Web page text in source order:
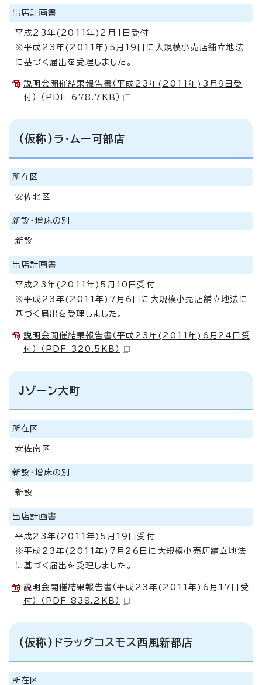
出店計画書
平成23年(2011年)2月1日受付
※平成23年(2011年)5月19日に大規模小売店舗立地法
に基づく届出を受理しました。
説明会開催結果報告書（平成23年(2011年)3月9日受
付） （PDF 678.7KB）
(仮称)ラ・ムー可部店
所在区
安佐北区
新設・増床の別
新設
出店計画書
平成23年(2011年)5月10日受付
※平成23年(2011年)7月6日に大規模小売店舗立地法に
基づく届出を受理しました。
説明会開催結果報告書（平成23年(2011年)6月24日受
付） （PDF 320.5KB）
Jゾーン大町
所在区
安佐南区
新設・増床の別
新設
出店計画書
平成23年(2011年)5月19日受付
※平成23年(2011年)7月26日に大規模小売店舗立地法
に基づく届出を受理しました。
説明会開催結果報告書（平成23年(2011年)6月17日受
付） （PDF 838.2KB）
(仮称)ドラッグコスモス西風新都店
所在区